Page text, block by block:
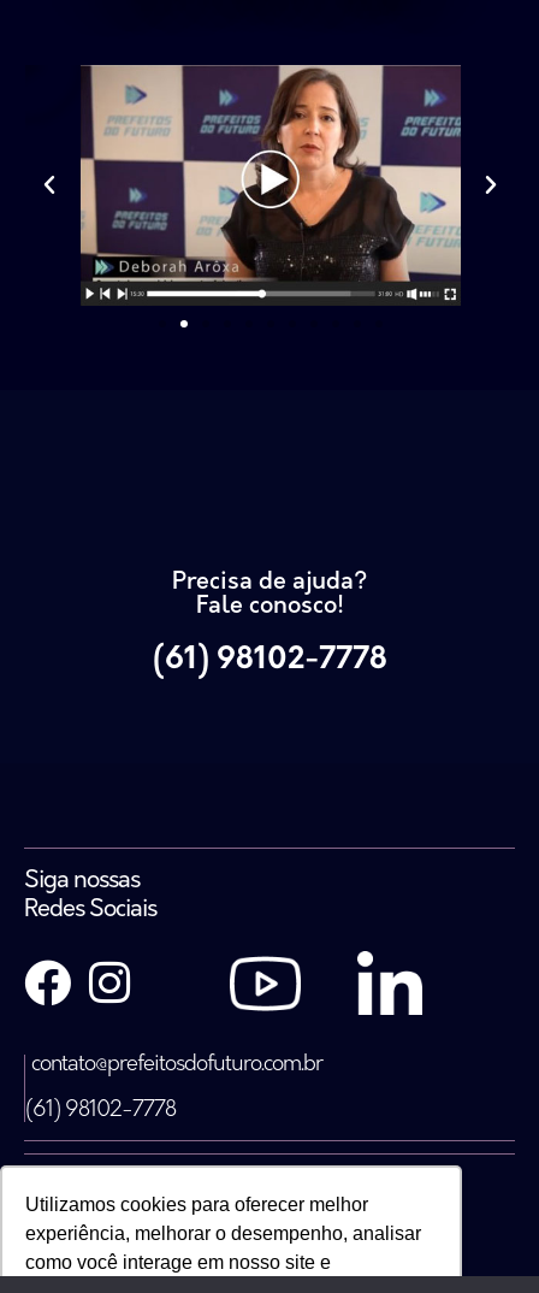
Utilizamos cookies para oferecer melhor
experiência, melhorar o desempenho, analisar
como você interage em nosso site e
Precisa de ajuda?
Fale conosco!
(61) 98102-7778
Siga nossas
Redes Sociais
contato@prefeitosdofuturo.com.br
(61) 98102-7778
Prefeitos do Futuro Cursos e Treinamentos LTDA – CNPJ:
35.111.437/0001-87
Acesse aqui a nossaPolítica de Privacidade